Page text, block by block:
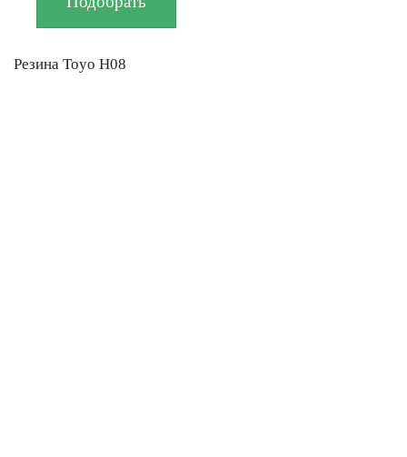
Резина Toyo H08